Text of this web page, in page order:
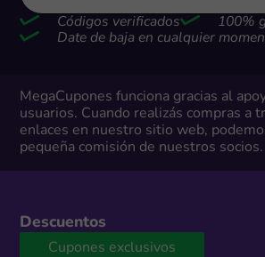
Códigos verificados
100%
Date de baja en cualquier
MegaCupones funciona gracias al
usuarios. Cuando realizás compras a
enlaces en nuestro sitio web,
pequeña comisión de nuestros socios.
Descuentos
Cupones exclusivos